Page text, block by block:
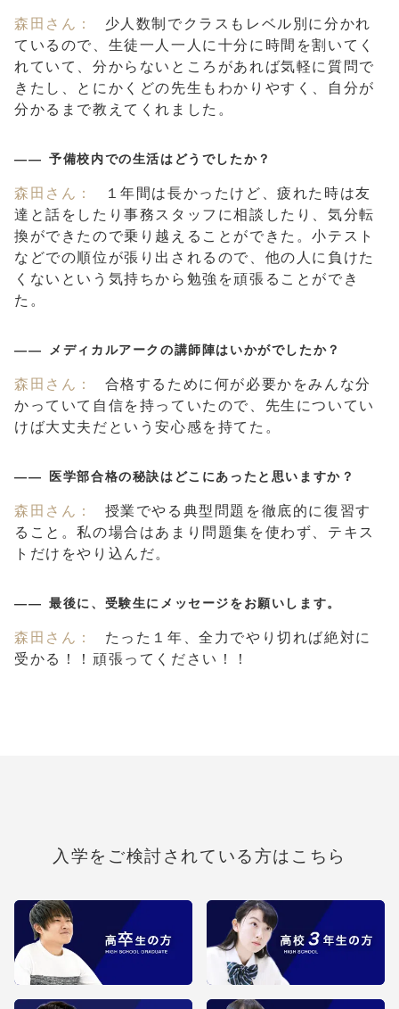
森田さん：
少人数制でクラスもレベル別に分かれ
ているので、生徒一人一人に十分に時間を割いてく
れていて、分からないところがあれば気軽に質問で
きたし、とにかくどの先生もわかりやすく、自分が
分かるまで教えてくれました。
予備校内での生活はどうでしたか？
森田さん：
１年間は長かったけど、疲れた時は友
達と話をしたり事務スタッフに相談したり、気分転
換ができたので乗り越えることができた。小テスト
などでの順位が張り出されるので、他の人に負けた
くないという気持ちから勉強を頑張ることができ
た。
メディカルアークの講師陣はいかがでしたか？
森田さん：
合格するために何が必要かをみんな分
かっていて自信を持っていたので、先生についてい
けば大丈夫だという安心感を持てた。
医学部合格の秘訣はどこにあったと思いますか？
森田さん：
授業でやる典型問題を徹底的に復習す
ること。私の場合はあまり問題集を使わず、テキス
トだけをやり込んだ。
最後に、受験生にメッセージをお願いします。
森田さん：
たった１年、全力でやり切れば絶対に
受かる！！頑張ってください！！
入学をご検討されている方はこちら